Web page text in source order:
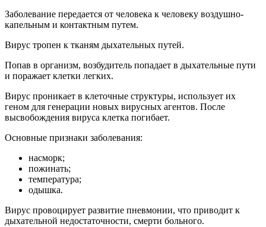
Заболевание передается от человека к человеку воздушно-
капельным и контактным путем.
Вирус тропен к тканям дыхательных путей.
Попав в организм, возбудитель попадает в дыхательные пути
и поражает клетки легких.
Вирус проникает в клеточные структуры, использует их
геном для генерации новых вирусных агентов. После
высвобождения вируса клетка погибает.
Основные признаки заболевания:
насморк;
пожинать;
температура;
одышка.
Вирус провоцирует развитие пневмонии, что приводит к
дыхательной недостаточности, смерти больного.